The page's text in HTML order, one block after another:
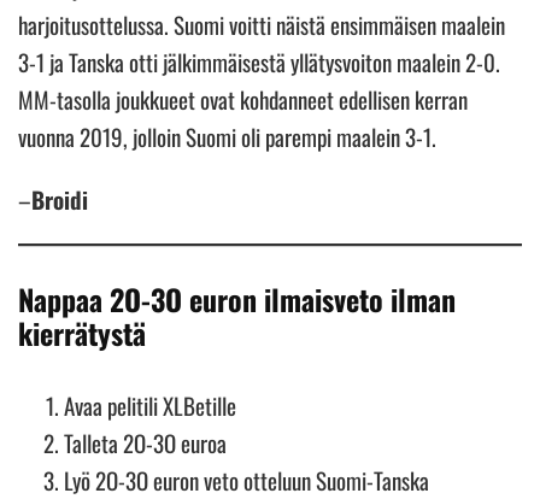
harjoitusottelussa. Suomi voitti näistä ensimmäisen maalein
3-1 ja Tanska otti jälkimmäisestä yllätysvoiton maalein 2-0.
MM-tasolla joukkueet ovat kohdanneet edellisen kerran
vuonna 2019, jolloin Suomi oli parempi maalein 3-1.
–Broidi
Nappaa 2O-3O euron ilmaisveto ilman
kierrätystä
Avaa pelitili XLBetille
Talleta 2O-3O euroa
Lyö 2O-3O euron veto otteluun Suomi-Tanska